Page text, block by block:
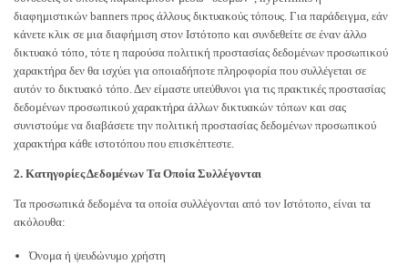
διαφημιστικών banners προς άλλους δικτυακούς τόπους. Για παράδειγμα, εάν
κάνετε κλικ σε μια διαφήμιση στον Ιστότοπο και συνδεθείτε σε έναν άλλο
δικτυακό τόπο, τότε η παρούσα πολιτική προστασίας δεδομένων προσωπικού
χαρακτήρα δεν θα ισχύει για οποιαδήποτε πληροφορία που συλλέγεται σε
αυτόν το δικτυακό τόπο. Δεν είμαστε υπεύθυνοι για τις πρακτικές προστασίας
δεδομένων προσωπικού χαρακτήρα άλλων δικτυακών τόπων και σας
συνιστούμε να διαβάσετε την πολιτική προστασίας δεδομένων προσωπικού
χαρακτήρα κάθε ιστοτόπου που επισκέπτεστε.
2. Κατηγορίες Δεδομένων Τα Οποία Συλλέγονται
Τα προσωπικά δεδομένα τα οποία συλλέγονται από τον Ιστότοπο, είναι τα
ακόλουθα:
Όνομα ή ψευδώνυμο χρήστη